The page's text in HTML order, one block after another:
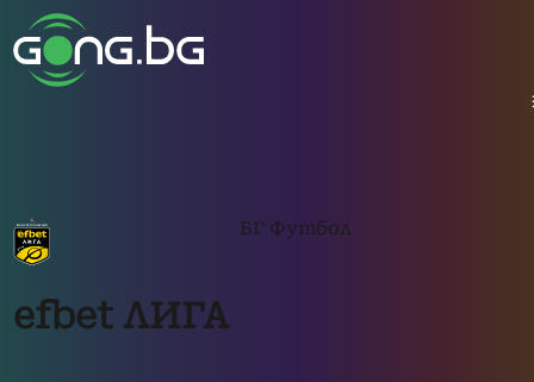
БГ Футбол
efbet ЛИГА